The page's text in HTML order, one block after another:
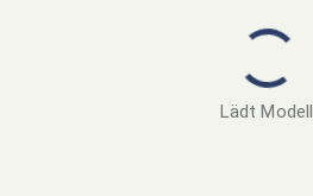
Lädt Modell